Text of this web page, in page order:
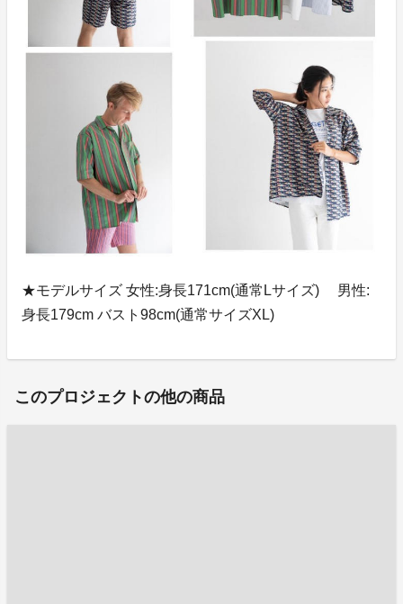
★モデルサイズ 女性:身長171cm(通常Lサイズ) 男性:
身長179cm バスト98cm(通常サイズXL)
このプロジェクトの他の商品